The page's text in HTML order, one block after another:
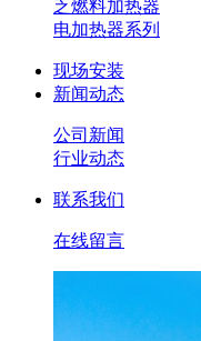
乏燃料加热器
电加热器系列
现场安装
新闻动态
公司新闻
行业动态
联系我们
在线留言